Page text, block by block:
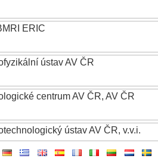
ERIC
ústav AV ČR
centrum AV ČR, AV ČR
ústav AV ČR, v.v.i.